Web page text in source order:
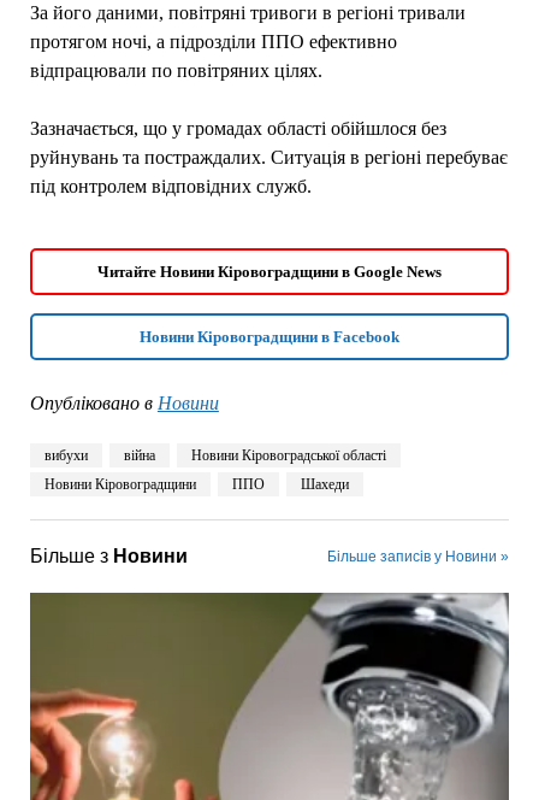
За його даними, повітряні тривоги в регіоні тривали
протягом ночі, а підрозділи ППО ефективно
відпрацювали по повітряних цілях.
Зазначається, що у громадах області обійшлося без
руйнувань та постраждалих. Ситуація в регіоні перебуває
під контролем відповідних служб.
Читайте Новини Кіровоградщини в Google News
Новини Кіровоградщини в Facebook
Опубліковано в Новини
вибухи війна
Новини Кіровоградської області
Новини Кіровоградщини
ППО Шахеди
Більше з Новини Більше записів у Новини »